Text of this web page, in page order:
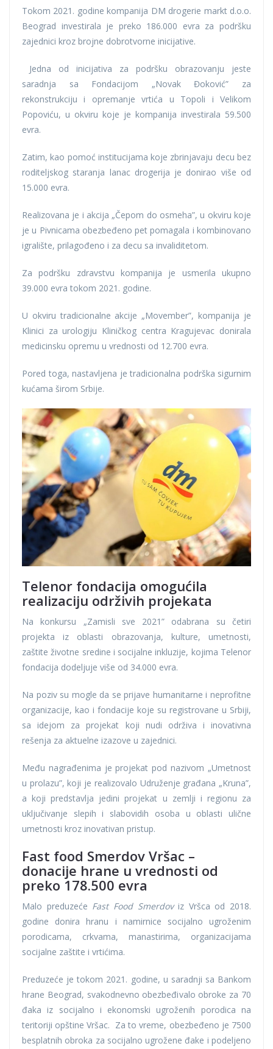
Tokom 2021. godine kompanija DM drogerie markt d.o.o.
Beograd investirala je preko 186.000 evra za podršku
zajednici kroz brojne dobrotvorne inicijative.
Jedna od inicijativa za podršku obrazovanju jeste
saradnja sa Fondacijom „Novak Đoković” za
rekonstrukciju i opremanje vrtića u Topoli i Velikom
Popoviću, u okviru koje je kompanija investirala 59.500
evra.
Zatim, kao pomoć institucijama koje zbrinjavaju decu bez
roditeljskog staranja lanac drogerija je donirao više od
15.000 evra.
Realizovana je i akcija „Čepom do osmeha”, u okviru koje
je u Pivnicama obezbeđeno pet pomagala i kombinovano
igralište, prilagođeno i za decu sa invaliditetom.
Za podršku zdravstvu kompanija je usmerila ukupno
39.000 evra tokom 2021. godine.
U okviru tradicionalne akcije „Movember”, kompanija je
Klinici za urologiju Kliničkog centra Kragujevac donirala
medicinsku opremu u vrednosti od 12.700 evra.
Pored toga, nastavljena je tradicionalna podrška sigurnim
kućama širom Srbije.
Telenor fondacija omogućila
realizaciju održivih projekata
Na konkursu „Zamisli sve 2021” odabrana su četiri
projekta iz oblasti obrazovanja, kulture, umetnosti,
zaštite životne sredine i socijalne inkluzije, kojima Telenor
fondacija dodeljuje više od 34.000 evra.
Na poziv su mogle da se prijave humanitarne i neprofitne
organizacije, kao i fondacije koje su registrovane u Srbiji,
sa idejom za projekat koji nudi održiva i inovativna
rešenja za aktuelne izazove u zajednici.
Među nagrađenima je projekat pod nazivom „Umetnost
u prolazu”, koji je realizovalo Udruženje građana „Kruna”,
a koji predstavlja jedini projekat u zemlji i regionu za
uključivanje slepih i slabovidih osoba u oblasti ulične
umetnosti kroz inovativan pristup.
Fast food Smerdov Vršac –
donacije hrane u vrednosti od
preko 178.500 evra
Malo preduzeće Fast Food Smerdoviz Vršca od 2018.
godine donira hranu i namirnice socijalno ugroženim
porodicama, crkvama, manastirima, organizacijama
socijalne zaštite i vrtićima.
Preduzeće je tokom 2021. godine, u saradnji sa Bankom
hrane Beograd, svakodnevno obezbeđivalo obroke za 70
đaka iz socijalno i ekonomski ugroženih porodica na
teritoriji opštine Vršac. Za to vreme, obezbeđeno je 7500
besplatnih obroka za socijalno ugrožene đake i podeljeno